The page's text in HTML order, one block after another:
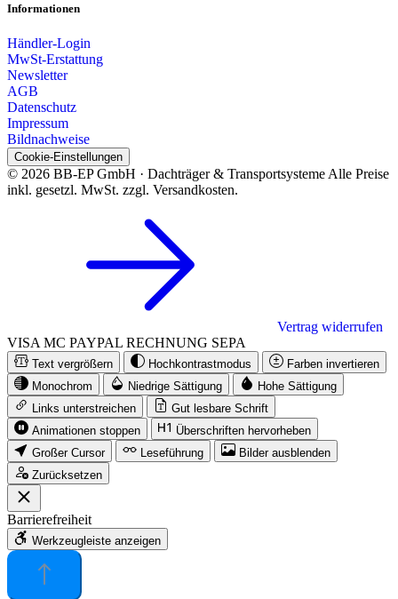
Informationen
Händler-Login
MwSt-Erstattung
Newsletter
AGB
Datenschutz
Impressum
Bildnachweise
Cookie-Einstellungen
© 2026 BB-EP GmbH · Dachträger & Transportsysteme Alle Preise
inkl. gesetzl. MwSt. zzgl. Versandkosten.
Vertrag widerrufen
VISA MC PAYPAL RECHNUNG SEPA
Text vergrößern Hochkontrastmodus
Farben invertieren
Monochrom
Niedrige Sättigung
Hohe Sättigung
Links unterstreichen
Gut lesbare Schrift
Animationen stoppen
Überschriften hervorheben
Großer Cursor
Leseführung
Bilder ausblenden
Zurücksetzen
Barrierefreiheit
Werkzeugleiste anzeigen